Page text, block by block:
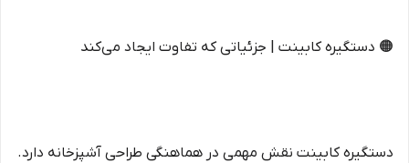
🟠 دستگیره کابینت | جزئیاتی که تفاوت ایجاد می‌کند
دستگیره کابینت نقش مهمی در هماهنگی طراحی آشپزخانه دارد.